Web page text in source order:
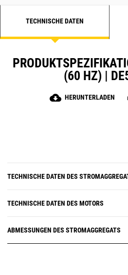
TECHNISCHE DATEN
(60 HZ) |
cloud_download HERUNTERLADEN
TECHNISCHE DATEN DES
TECHNISCHE DATEN DES MOTORS
ABMESSUNGEN DES STROMAGGREGATS